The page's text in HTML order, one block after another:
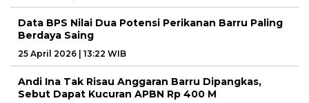
Data BPS Nilai Dua Potensi Perikanan Barru Paling
Berdaya Saing
25 April 2026 | 13:22 WIB
Andi Ina Tak Risau Anggaran Barru Dipangkas,
Sebut Dapat Kucuran APBN Rp 400 M